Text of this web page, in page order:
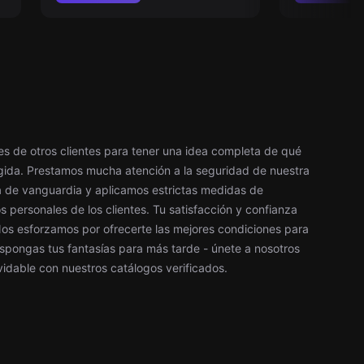
de otros clientes para tener una idea completa de qué
Prestamos mucha atención a la seguridad de nuestra
vanguardia y aplicamos estrictas medidas de
personales de los clientes. Tu satisfacción y confianza
esforzamos por ofrecerte las mejores condiciones para
tus fantasías para más tarde - únete a nosotros
con nuestros catálogos verificados.